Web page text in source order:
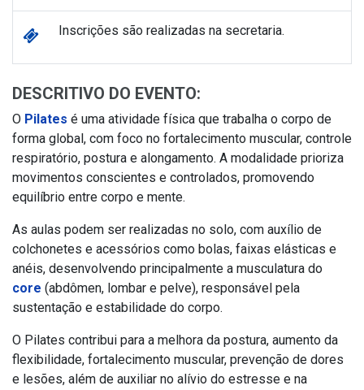
Inscrições são realizadas na secretaria.
DESCRITIVO DO EVENTO:
O Pilates é uma atividade física que trabalha o corpo de
forma global, com foco no fortalecimento muscular, controle
respiratório, postura e alongamento. A modalidade prioriza
movimentos conscientes e controlados, promovendo
equilíbrio entre corpo e mente.
As aulas podem ser realizadas no solo, com auxílio de
colchonetes e acessórios como bolas, faixas elásticas e
anéis, desenvolvendo principalmente a musculatura do
core (abdômen, lombar e pelve), responsável pela
sustentação e estabilidade do corpo.
O Pilates contribui para a melhora da postura, aumento da
flexibilidade, fortalecimento muscular, prevenção de dores
e lesões, além de auxiliar no alívio do estresse e na